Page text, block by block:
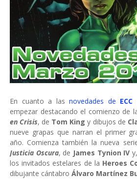
En cuanto a las novedades de ECC
empezar destacando el comienzo de
en Crisis, de Tom King y dibujos de
nueve grapas que narran el primer
año. Comienza también la nueva
Justicia Oscura, de James Tynion IV
los invitados estelares de la Heroes
dibujante cántabro Álvaro Martínez